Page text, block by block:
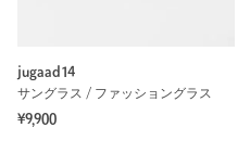
jugaad14
サングラス / ファッショングラス
¥9,900